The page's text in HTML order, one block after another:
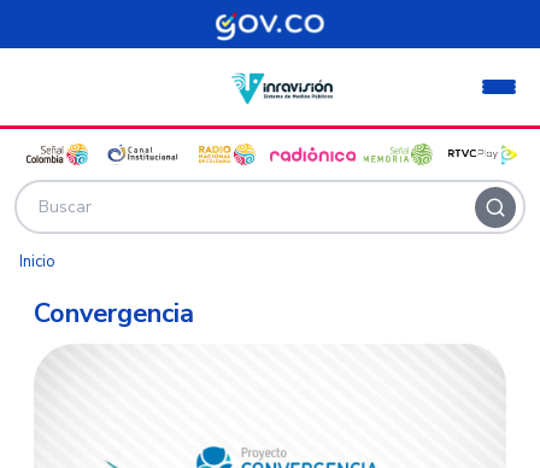
Pasar al contenido principal
Inicio
Convergencia